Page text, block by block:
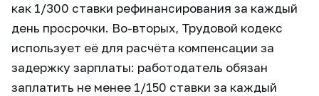
как 1/300 ставки рефинансирования за каждый
день просрочки. Во-вторых, Трудовой кодекс
использует её для расчёта компенсации за
задержку зарплаты: работодатель обязан
заплатить не менее 1/150 ставки за каждый